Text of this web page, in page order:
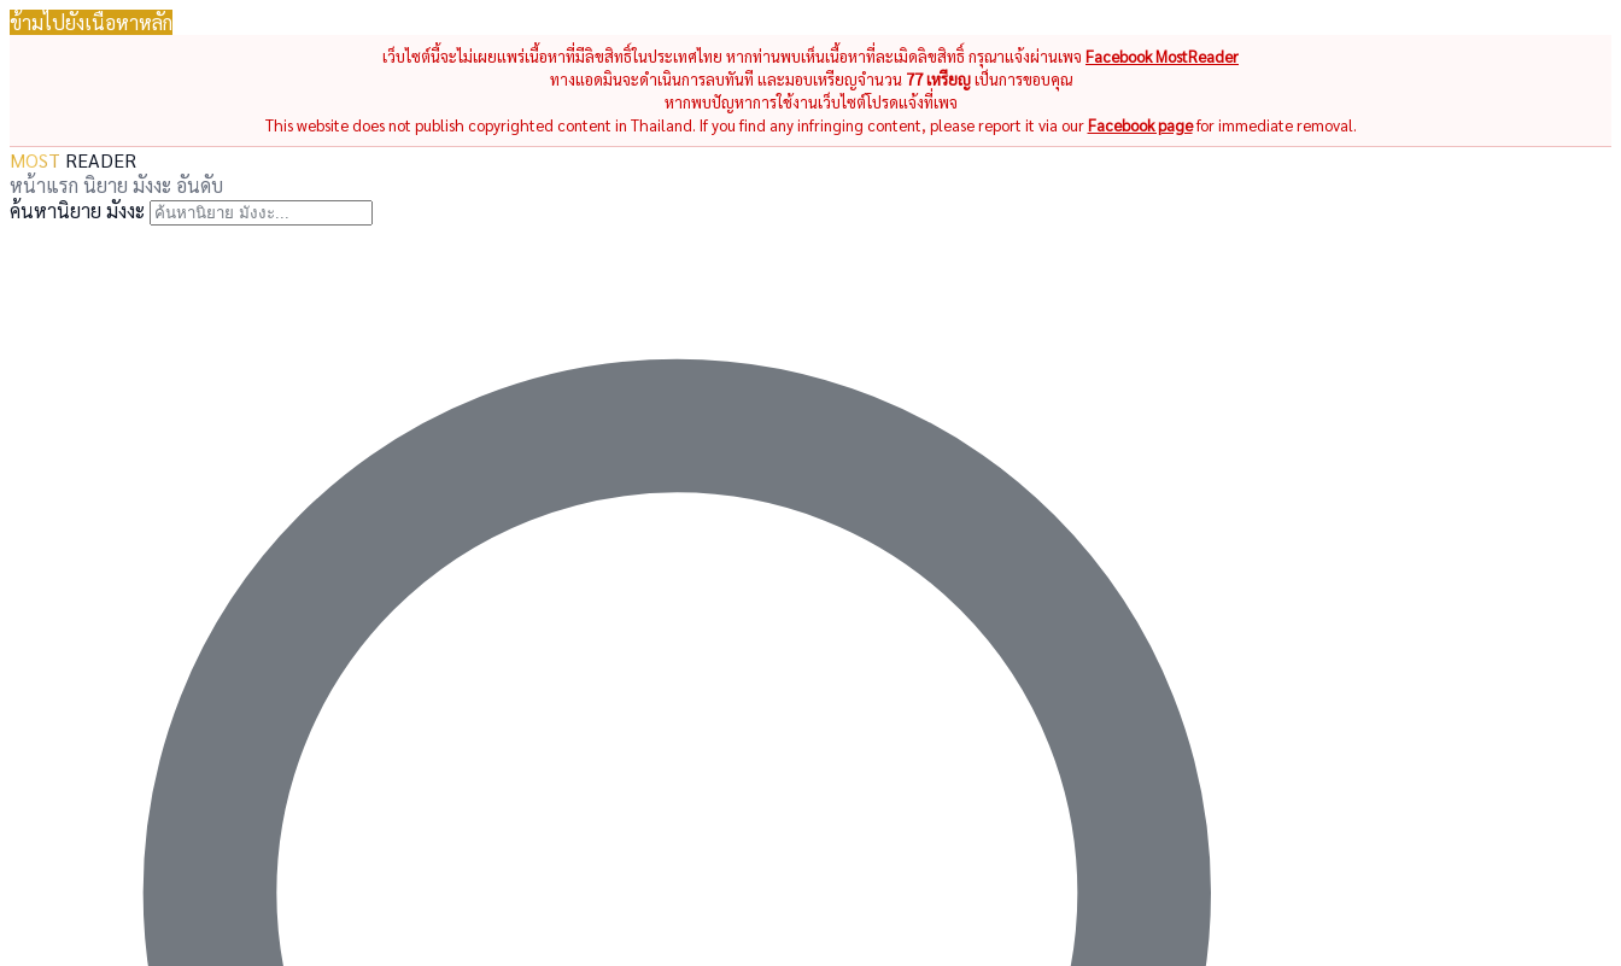
ข้ามไปยังเนื้อหาหลัก
เว็บไซต์นี้จะไม่เผยแพร่เนื้อหาที่มีลิขสิทธิ์ในประเทศไทย หากท่านพบเห็นเนื้อหาที่ละเมิดลิขสิทธิ์ กรุณาแจ้งผ่านเพจ Facebook MostReader
ทางแอดมินจะดำเนินการลบทันที และมอบเหรียญจำนวน 77 เหรียญเป็นการขอบคุณ
หากพบปัญหาการใช้งานเว็บไซต์โปรดแจ้งที่เพจ
This website does not publish copyrighted content in Thailand. If you find any infringing content, please report it via ourFacebook pagefor immediate removal.
MOST READER
หน้าแรก นิยาย มังงะ อันดับ
ค้นหานิยาย มังงะ